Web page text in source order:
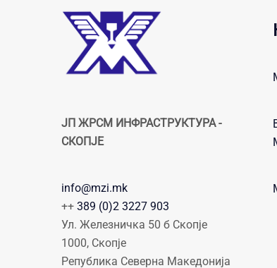
ЈП ЖРСМ ИНФРАСТРУКТУРА -
СКОПЈЕ
info@mzi.mk
++ 389 (0)2 3227 903
Ул. Железничка 50 б Скопје
1000, Скопје
Република Северна Македонија